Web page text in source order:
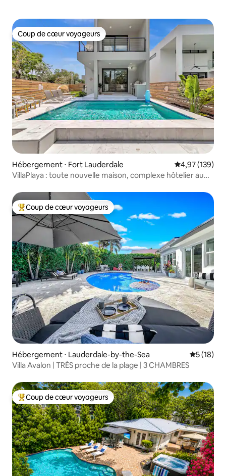
Coup de cœur voyageurs
Coup de cœur voyageurs
Hébergement ⋅ Fort Lauderdale Évaluation
4,97 (139)
VillaPlaya : toute nouvelle maison, complexe hôtelier au
Coups de cœur voyageurs les plus appréciés
Coup de cœur voyageurs
Hébergement ⋅ Lauderdale-by-the-Sea
5 (18)
Villa Avalon | TRÈS proche de la plage | 3 CHAMBRES
Coups de cœur voyageurs les plus appréciés
Coup de cœur voyageurs